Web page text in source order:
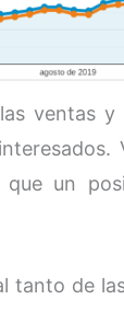
ventas
un
tanto de